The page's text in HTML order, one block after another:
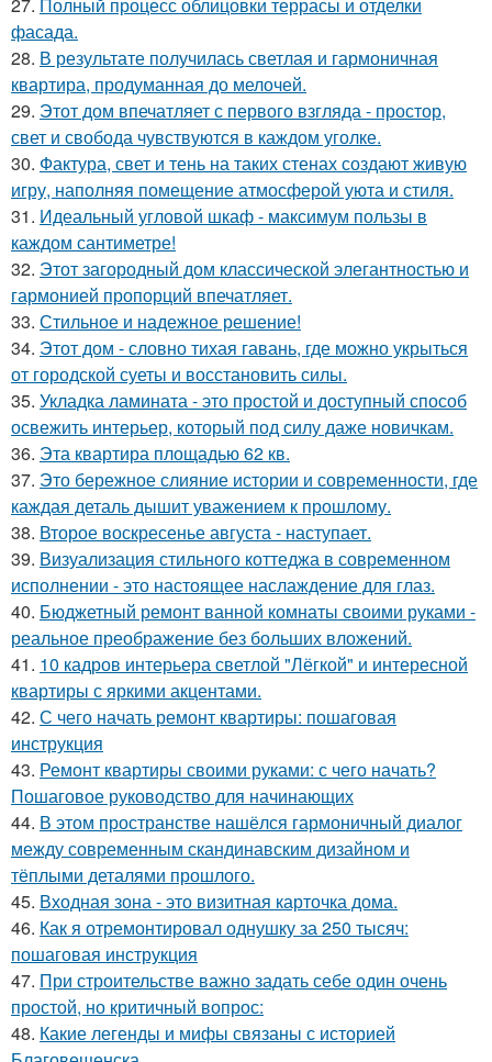
фасада.
28. В результате получилась светлая и гармоничная
квартира, продуманная до мелочей.
29. Этот дом впечатляет с первого взгляда - простор,
свет и свобода чувствуются в каждом уголке.
30. Фактура, свет и тень на таких стенах создают живую
игру, наполняя помещение атмосферой уюта и стиля.
31. Идеальный угловой шкаф - максимум пользы в
каждом сантиметре!
32. Этот загородный дом классической элегантностью и
гармонией пропорций впечатляет.
33. Стильное и надежное решение!
34. Этот дом - словно тихая гавань, где можно укрыться
от городской суеты и восстановить силы.
35. Укладка ламината - это простой и доступный способ
освежить интерьер, который под силу даже новичкам.
36. Эта квартира площадью 62 кв.
37. Это бережное слияние истории и современности, где
каждая деталь дышит уважением к прошлому.
38. Второе воскресенье августа - наступает.
39. Визуализация стильного коттеджа в современном
исполнении - это настоящее наслаждение для глаз.
40. Бюджетный ремонт ванной комнаты своими руками -
реальное преображение без больших вложений.
41. 10 кадров интерьера светлой "Лёгкой" и интересной
квартиры с яркими акцентами.
42. С чего начать ремонт квартиры: пошаговая
инструкция
43. Ремонт квартиры своими руками: с чего начать?
Пошаговое руководство для начинающих
44. В этом пространстве нашёлся гармоничный диалог
между современным скандинавским дизайном и
тёплыми деталями прошлого.
45. Входная зона - это визитная карточка дома.
46. Как я отремонтировал однушку за 250 тысяч:
пошаговая инструкция
47. При строительстве важно задать себе один очень
простой, но критичный вопрос:
48. Какие легенды и мифы связаны с историей